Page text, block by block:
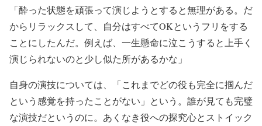
「酔った状態を頑張って演じようとすると無理がある。だ
からリラックスして、自分はすべてOKというフリをする
ことにしたんだ。例えば、一生懸命に泣こうすると上手く
演じられないのと少し似た所があるかな」
自身の演技については、「これまでどの役も完全に掴んだ
という感覚を持ったことがない」という。誰が見ても完璧
な演技だというのに。あくなき役への探究心とストイック